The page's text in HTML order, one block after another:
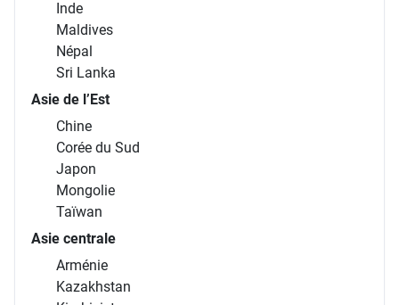
Inde
Maldives
Népal
Sri Lanka
Asie de l’Est
Chine
Corée du Sud
Japon
Mongolie
Taïwan
Asie centrale
Arménie
Kazakhstan